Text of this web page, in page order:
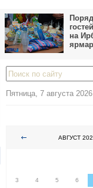
на
Пятница, 7 августа 2026
АВГУСТ
3 4 5 6